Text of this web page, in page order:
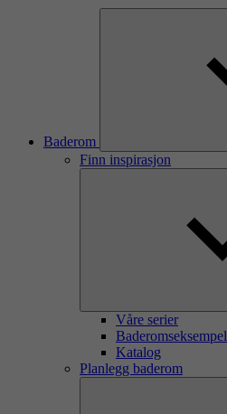
Baderom
Finn inspirasjon
Våre serier
Baderomseksempel
Katalog
Planlegg baderom